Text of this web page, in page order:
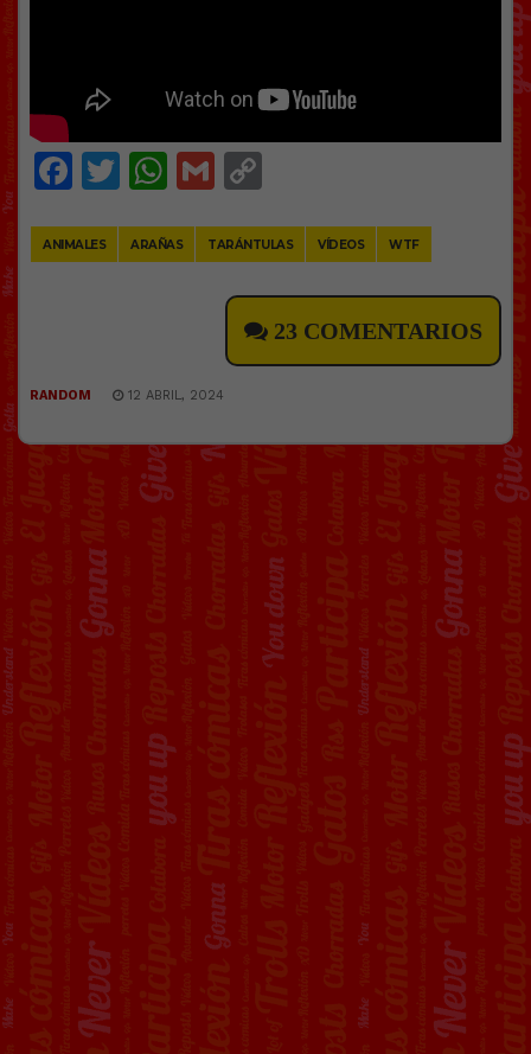
Facebook
Twitter
WhatsApp
Gmail
ANIMALES ARAÑAS TARÁNTULAS VÍDEOS WTF
23 COMENTARIOS
RANDOM 12 ABRIL, 2024